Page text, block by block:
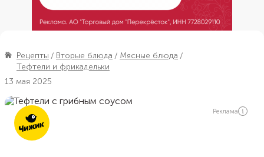
Рецепты Вторые блюда
Мясные блюда
Тефтели и фрикадельки
13 мая 2025
Реклама